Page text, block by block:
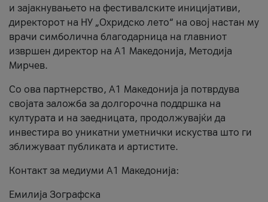
и зајакнувањето на фестивалските иницијативи,
директорот на НУ „Охридско лето“ на овој настан му
врачи симболична благодарница на главниот
извршен директор на A1 Македонија, Методија
Мирчев.
Со ова партнерство, A1 Македонија ја потврдува
својата заложба за долгорочна поддршка на
културата и на заедницата, продолжувајќи да
инвестира во уникатни уметнички искуства што ги
зближуваат публиката и артистите.
Контакт за медиуми А1 Македонија:
Емилија Зографска